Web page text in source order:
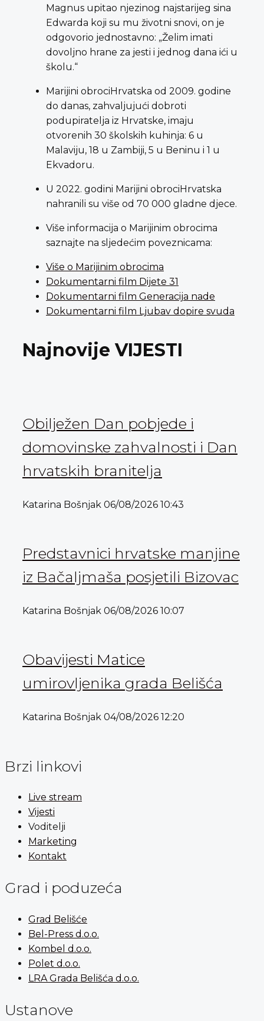
Magnus upitao njezinog najstarijeg sina
Edwarda koji su mu životni snovi, on je
odgovorio jednostavno: „Želim imati
dovoljno hrane za jesti i jednog dana ići u
školu.“
Marijini obrociHrvatska od 2009. godine
do danas, zahvaljujući dobroti
podupiratelja iz Hrvatske, imaju
otvorenih 30 školskih kuhinja: 6 u
Malaviju, 18 u Zambiji, 5 u Beninu i 1 u
Ekvadoru.
U 2022. godini Marijini obrociHrvatska
nahranili su više od 70 000 gladne djece.
Više informacija o Marijinim obrocima
saznajte na sljedećim poveznicama:
Više o Marijinim obrocima
Dokumentarni film Dijete 31
Dokumentarni film Generacija nade
Dokumentarni film Ljubav dopire svuda
Najnovije VIJESTI
Obilježen Dan pobjede i
domovinske zahvalnosti i Dan
hrvatskih branitelja
Katarina Bošnjak 06/08/2026 10:43
Predstavnici hrvatske manjine
iz Bačaljmaša posjetili Bizovac
Katarina Bošnjak 06/08/2026 10:07
Obavijesti Matice
umirovljenika grada Belišća
Katarina Bošnjak 04/08/2026 12:20
Brzi linkovi
Live stream
Vijesti
Voditelji
Marketing
Kontakt
Grad i poduzeća
Grad Belišće
Bel-Press d.o.o.
Kombel d.o.o.
Polet d.o.o.
LRA Grada Belišća d.o.o.
Ustanove